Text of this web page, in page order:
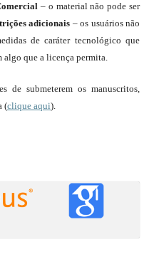
– o material não pode ser
adicionais – os usuários não
de caráter tecnológico que
que a licença permita.
de submeterem os manuscritos,
(clique aqui).